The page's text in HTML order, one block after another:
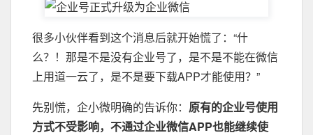
很多小伙伴看到这个消息后就开始慌了：“什
么？！那是不是没有企业号了，是不是不能在微信
上用道一云了，是不是要下载APP才能使用？”
先别慌，企小微明确的告诉你： 原有的企业号使用
方式不受影响，不通过企业微信APP也能继续使